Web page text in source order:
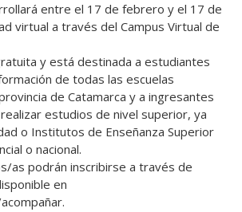
entre el 17 de febrero y el 17 de
virtual a través del Campus Virtual de
y está destinada a estudiantes
de todas las escuelas
de Catamarca y a ingresantes
estudios de nivel superior, ya
o Institutos de Enseñanza Superior
o nacional.
as podrán inscribirse a través de
en